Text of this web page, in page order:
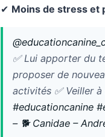
✔ Moins de stress et
✅ Lui apporter du
proposer de
activités ✅ Veiller
#educationcanine
– 🐕 Canidae –